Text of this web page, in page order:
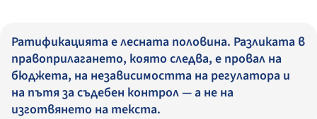
Ратификацията е лесната половина. Разликата в
правоприлагането, която следва, е провал на
бюджета, на независимостта на регулатора и
на пътя за съдебен контрол — а не на
изготвянето на текста.